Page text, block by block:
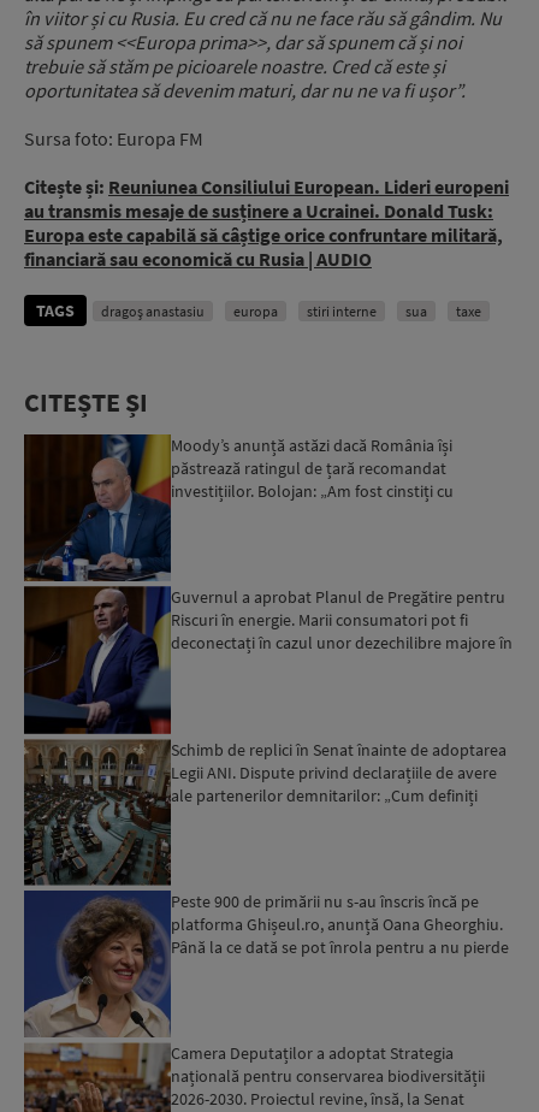
în viitor și cu Rusia. Eu cred că nu ne face rău să gândim. Nu
să spunem <<Europa prima>>, dar să spunem că și noi
trebuie să stăm pe picioarele noastre. Cred că este și
oportunitatea să devenim maturi, dar nu ne va fi ușor”.
Sursa foto: Europa FM
Citește și: Reuniunea Consiliului European. Lideri europeni
au transmis mesaje de susținere a Ucrainei. Donald Tusk:
Europa este capabilă să câștige orice confruntare militară,
financiară sau economică cu Rusia | AUDIO
TAGS dragoș anastasiu europa stiri interne sua taxe
CITEȘTE ȘI
Moody’s anunță astăzi dacă România își
păstrează ratingul de țară recomandat
investițiilor. Bolojan: „Am fost cinstiți cu
Guvernul a aprobat Planul de Pregătire pentru
Riscuri în energie. Marii consumatori pot fi
deconectați în cazul unor dezechilibre majore în
Schimb de replici în Senat înainte de adoptarea
Legii ANI. Dispute privind declarațiile de avere
ale partenerilor demnitarilor: „Cum definiți
Peste 900 de primării nu s-au înscris încă pe
platforma Ghișeul.ro, anunță Oana Gheorghiu.
Până la ce dată se pot înrola pentru a nu pierde
Camera Deputaților a adoptat Strategia
națională pentru conservarea biodiversității
2026-2030. Proiectul revine, însă, la Senat